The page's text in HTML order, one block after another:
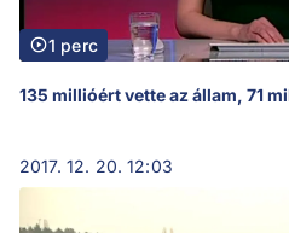
1 perc
135 millióért vette az állam, 71
2017. 12. 20. 12:03